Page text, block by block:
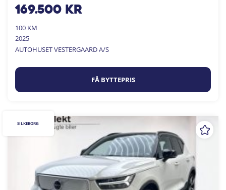
169.500kr
100 KM
2025
AUTOHUSET VESTERGAARD A/S
FÅ BYTTEPRIS
SILKEBORG